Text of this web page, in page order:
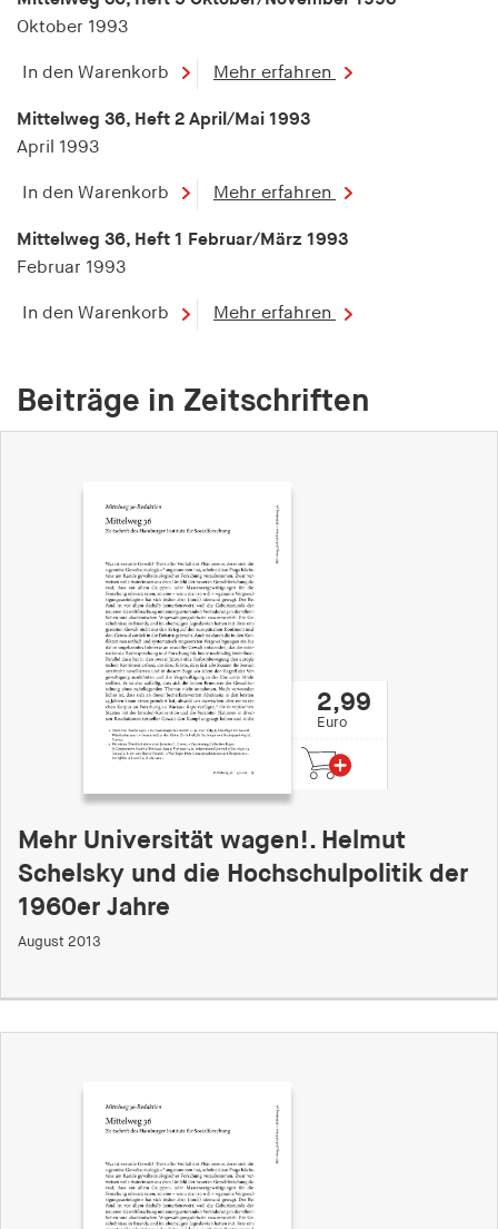
Oktober 1993
In den Warenkorb Mehr erfahren
Mittelweg 36, Heft 2 April/Mai 1993
April 1993
In den Warenkorb Mehr erfahren
Mittelweg 36, Heft 1 Februar/März 1993
Februar 1993
In den Warenkorb Mehr erfahren
Beiträge in Zeitschriften
2,99
Euro
Mehr Universität wagen!. Helmut
Schelsky und die Hochschulpolitik der
1960er Jahre
August 2013
Name:
hamburger-edition.de
Cookie Laufzeit:
fonts_loaded
fonts_loaded
Cookie Laufzeit: